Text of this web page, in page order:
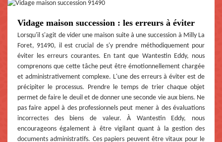
Vidage maison succession : les erreurs à éviter
Lorsqu'il s'agit de vider une maison suite à une succession à Milly La
Foret, 91490, il est crucial de s'y prendre méthodiquement pour
éviter les erreurs courantes. En tant que Wantestin Eddy, nous
comprenons que cette tâche peut être émotionnellement chargée
et administrativement complexe. L'une des erreurs à éviter est de
précipiter le processus. Prendre le temps de trier chaque objet
permet de faire le deuil et de donner une seconde vie aux biens. Ne
pas faire appel à des professionnels peut mener à des évaluations
incorrectes des biens de valeur. À Wantestin Eddy, nous
encourageons également à être vigilant quant à la gestion des
documents administratifs. Ces papiers peuvent être vitaux pour le